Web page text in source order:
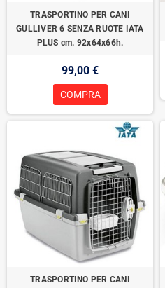
TRASPORTINO PER CANI
GULLIVER 6 SENZA RUOTE IATA
PLUS cm. 92x64x66h.
99,00 €
COMPRA
TRASPORTINO PER CANI